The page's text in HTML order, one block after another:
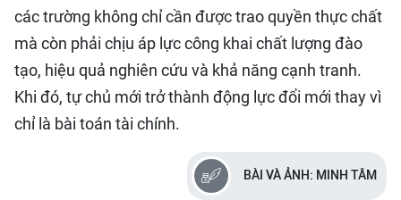
các trường không chỉ cần được trao quyền thực chất
mà còn phải chịu áp lực công khai chất lượng đào
tạo, hiệu quả nghiên cứu và khả năng cạnh tranh.
Khi đó, tự chủ mới trở thành động lực đổi mới thay vì
chỉ là bài toán tài chính.
BÀI VÀ ẢNH: MINH TÂM